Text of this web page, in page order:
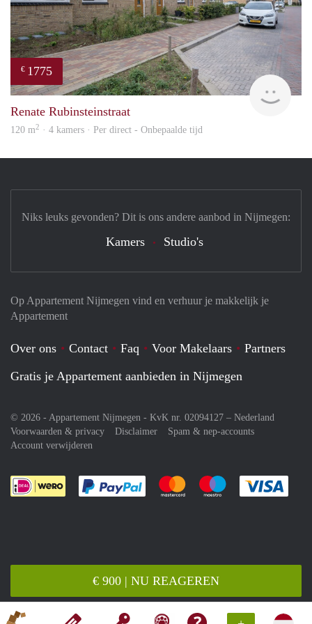
€ 900 | NU REAGEREN
€ 1775
Renate Rubinsteinstraat
120 m2 · 4 kamers · Per direct - Onbepaalde tijd
Op Appartement Nijmegen vind en verhuur je makkelijk je
Appartement
Over ons Contact Faq Voor Makelaars
Partners
Gratis je Appartement aanbieden in Nijmegen
© 2026 - Appartement Nijmegen - KvK nr. 02094127 – Nederland
Voorwaarden & privacy
Disclaimer
Spam & nep-accounts
Account verwijderen
Je rekent gemakkelijk af met Paypal
Je rekent gemakkelijk af met
Je rekent
Niks leuks gevonden? Dit is ons andere aanbod in Nijmegen:
Kamers Studio's